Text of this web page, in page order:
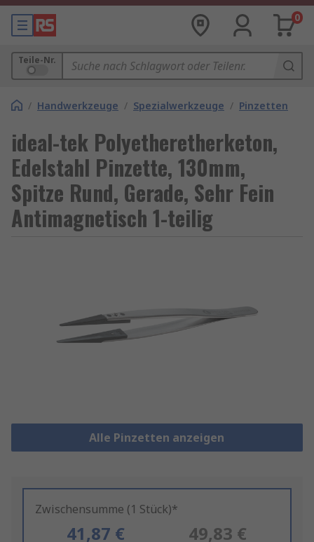
0
Teile-Nr.
/ Handwerkzeuge / Spezialwerkzeuge / Pinzetten
ideal-tek Polyetheretherketon,
Edelstahl Pinzette, 130mm,
Spitze Rund, Gerade, Sehr Fein
Antimagnetisch 1-teilig
Alle Pinzetten anzeigen
Zwischensumme (1 Stück)*
41,87 € 49,83 €